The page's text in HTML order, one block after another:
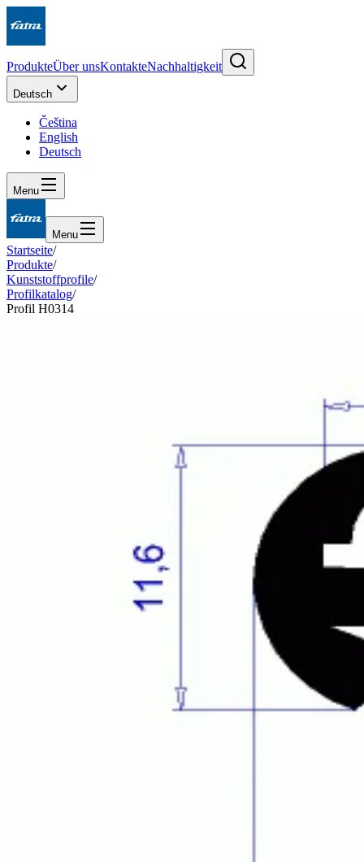
ProdukteÜber unsKontakteNachhaltigkeit
Deutsch
Čeština
English
Deutsch
Menu
Menu
Startseite/
Produkte/
Kunststoffprofile/
Profilkatalog/
Profil H0314